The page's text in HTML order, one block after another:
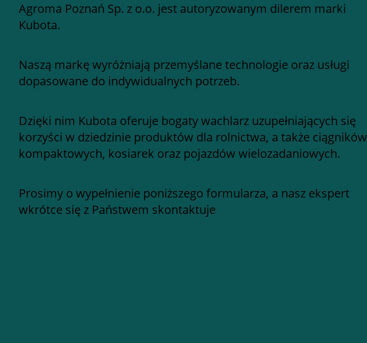
Agroma Poznań Sp. z o.o. jest autoryzowanym dilerem marki
Kubota.
Naszą markę wyróżniają przemyślane technologie oraz usługi
dopasowane do indywidualnych potrzeb.
Dzięki nim Kubota oferuje bogaty wachlarz uzupełniających się
korzyści w dziedzinie produktów dla rolnictwa, a także ciągników
kompaktowych, kosiarek oraz pojazdów wielozadaniowych.
Prosimy o wypełnienie poniższego formularza, a nasz ekspert
wkrótce się z Państwem skontaktuje